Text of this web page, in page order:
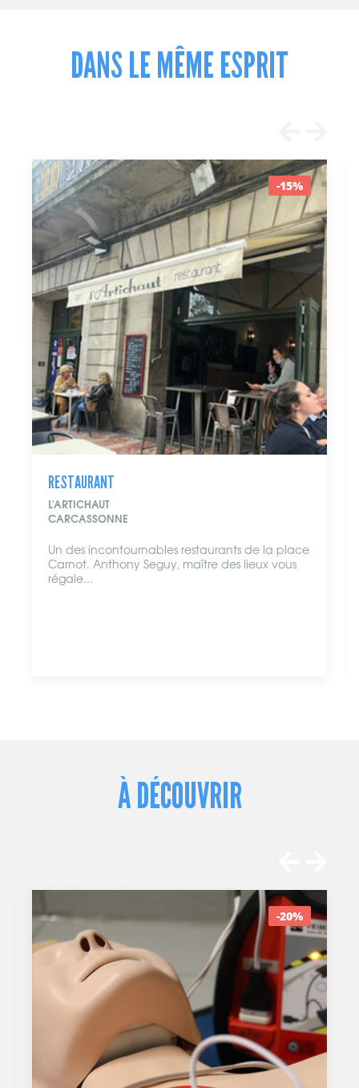
DANS LE MÊME ESPRIT
-15%
RESTAURANT
L'ARTICHAUT
CARCASSONNE
Un des incontournables restaurants de la place
Carnot. Anthony Seguy, maître des lieux vous
régale...
À DÉCOUVRIR
-20%